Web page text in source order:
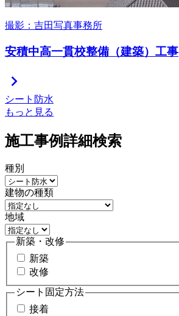
撮影：吉田写真事務所
安積中高一貫校整備（建築）工事
chevron_right
シート防水
もっと見る
施工事例詳細検索
種別
建物の種類
地域
新築・改修
新築
改修
シート固定方法
接着